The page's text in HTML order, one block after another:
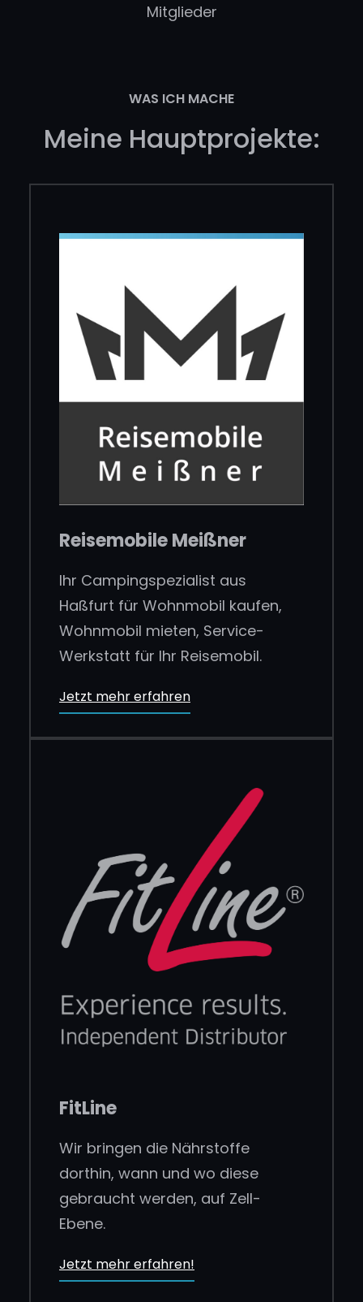
Mitglieder
WAS ICH MACHE
Meine Hauptprojekte:
Reisemobile Meißner
Ihr Campingspezialist aus
Haßfurt für Wohnmobil kaufen,
Wohnmobil mieten, Service-
Werkstatt für Ihr Reisemobil.
Jetzt mehr erfahren
FitLine
Wir bringen die Nährstoffe
dorthin, wann und wo diese
gebraucht werden, auf Zell-
Ebene.
Jetzt mehr erfahren!